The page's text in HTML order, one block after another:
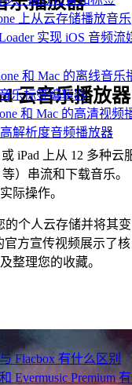
上从云存储播放音乐
实现 iOS 音频流
和 Mac 的离线音乐
乐标签编辑器
和 Mac 的高清视频
高解析度音频播放器
Flacbox 有什么区别
Evermusic Premium
云音乐播放器
iPad 上从 12 多种云
）串流和下载音乐。
际操作。
的个人云存储并将其变
官方宣传视频展示了核
整理您的收藏。